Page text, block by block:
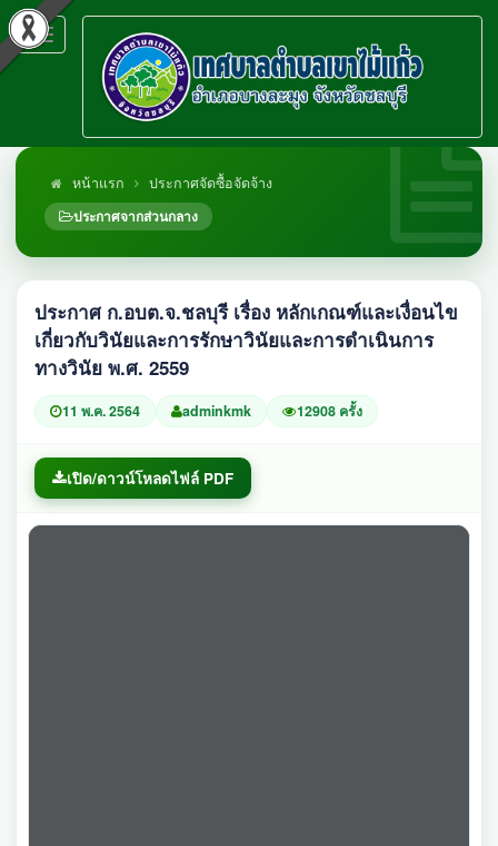
Toggle
navigation
หน้าแรก
ประกาศจัดซื้อจัดจ้าง
ประกาศจากส่วนกลาง
ประกาศ ก.อบต.จ.ชลบุรี เรื่อง หลักเกณฑ์และเงื่อนไข
เกี่ยวกับวินัยและการรักษาวินัยและการดำเนินการ
ทางวินัย พ.ศ. 2559
11 พ.ค. 2564 adminkmk 12908 ครั้ง
เปิด/ดาวน์โหลดไฟล์ PDF